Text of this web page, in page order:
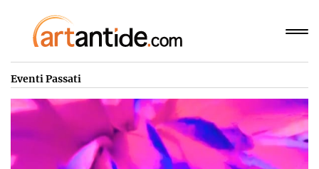
Eventi Passati